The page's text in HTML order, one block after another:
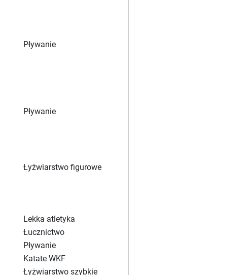
Pływanie
Pływanie
Łyżwiarstwo figurowe
Lekka atletyka
Łucznictwo
Pływanie
Katate WKF
Łyżwiarstwo szybkie